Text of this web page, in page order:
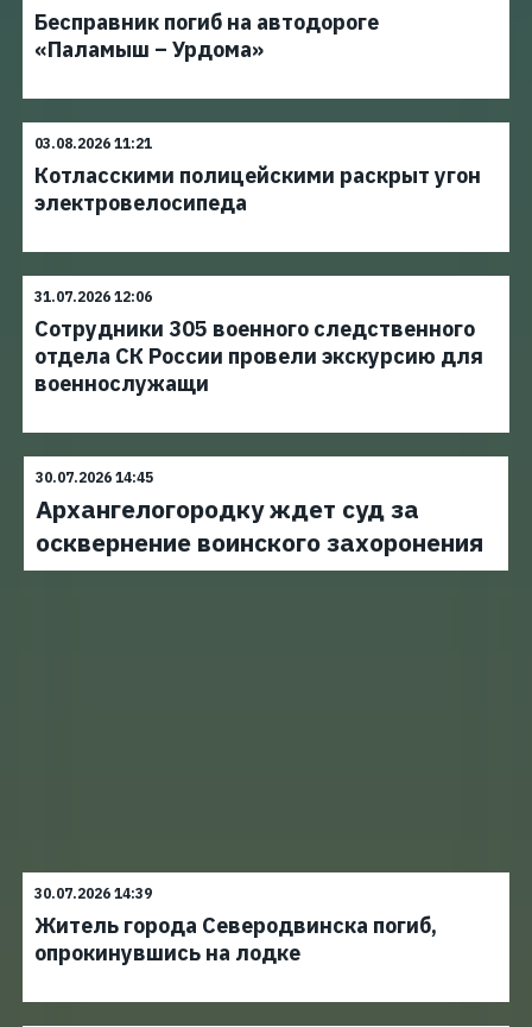
Бесправник погиб на автодороге
«Паламыш – Урдома»
03.08.2026 11:21
Котласскими полицейскими раскрыт угон
электровелосипеда
31.07.2026 12:06
Сотрудники 305 военного следственного
отдела СК России провели экскурсию для
военнослужащи
30.07.2026 14:45
Архангелогородку ждет суд за
осквернение воинского захоронения
30.07.2026 14:39
Житель города Северодвинска погиб,
опрокинувшись на лодке